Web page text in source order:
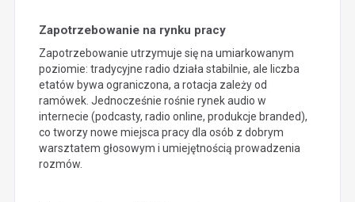
Zapotrzebowanie na rynku pracy
Zapotrzebowanie utrzymuje się na umiarkowanym
poziomie: tradycyjne radio działa stabilnie, ale liczba
etatów bywa ograniczona, a rotacja zależy od
ramówek. Jednocześnie rośnie rynek audio w
internecie (podcasty, radio online, produkcje branded),
co tworzy nowe miejsca pracy dla osób z dobrym
warsztatem głosowym i umiejętnością prowadzenia
rozmów.